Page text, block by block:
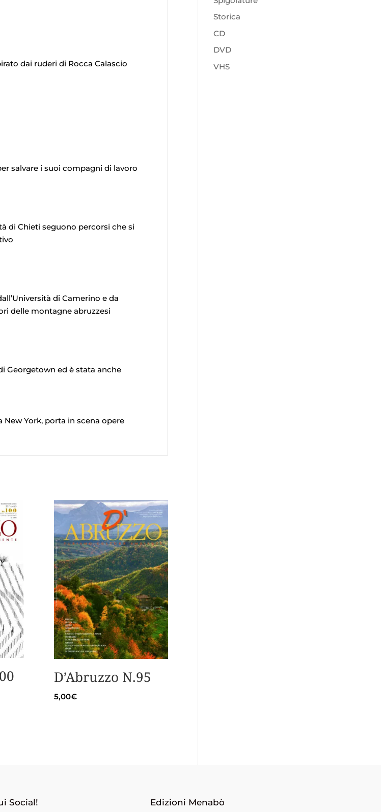
dai ruderi di Rocca Calascio
salvare i suoi compagni di lavoro
di Chieti seguono percorsi che si
di Camerino e da
delle montagne abruzzesi
Georgetown ed è stata anche
New York, porta in scena opere
D’Abruzzo N.95
5,00€
Storica
CD
DVD
VHS
Social! Edizioni Menabò